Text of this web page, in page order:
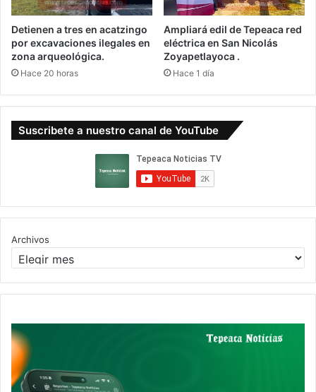
Detienen a tres en acatzingo
por excavaciones ilegales en
zona arqueológica.
Hace 20 horas
Ampliará edil de Tepeaca red
eléctrica en San Nicolás
Zoyapetlayoca .
Hace 1 día
Suscribete a nuestro canal de YouTube
Archivos